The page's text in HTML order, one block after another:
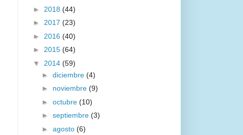
► 2018 (44)
► 2017 (23)
► 2016 (40)
► 2015 (64)
▼ 2014 (59)
► diciembre (4)
► noviembre (9)
► octubre (10)
► septiembre (3)
► agosto (6)